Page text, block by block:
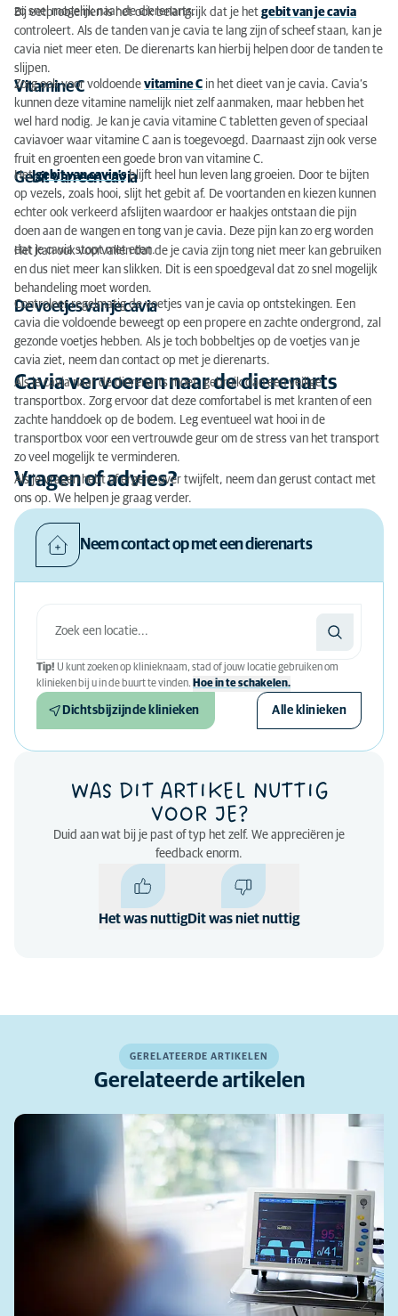
zo snel mogelijk naar de dierenarts.
Bij eetproblemen is het ook belangrijk dat je het gebit van je cavia
controleert. Als de tanden van je cavia te lang zijn of scheef staan, kan je
cavia niet meer eten. De dierenarts kan hierbij helpen door de tanden te
slijpen.
Vitamine C
Zorg ook voor voldoende vitamine C in het dieet van je cavia. Cavia’s
kunnen deze vitamine namelijk niet zelf aanmaken, maar hebben het
wel hard nodig. Je kan je cavia vitamine C tabletten geven of speciaal
caviavoer waar vitamine C aan is toegevoegd. Daarnaast zijn ook verse
fruit en groenten een goede bron van vitamine C.
Gebit van een cavia
Hetgebit van cavia’sblijft heel hun leven lang groeien. Door te bijten
op vezels, zoals hooi, slijt het gebit af. De voortanden en kiezen kunnen
echter ook verkeerd afslijten waardoor er haakjes ontstaan die pijn
doen aan de wangen en tong van je cavia. Deze pijn kan zo erg worden
dat je cavia stopt met eten.
Het kan ook voorvallen dat de je cavia zijn tong niet meer kan gebruiken
en dus niet meer kan slikken. Dit is een spoedgeval dat zo snel mogelijk
behandeling moet worden.
De voetjes van je cavia
Controleer regelmatig de voetjes van je cavia op ontstekingen. Een
cavia die voldoende beweegt op een propere en zachte ondergrond, zal
gezonde voetjes hebben. Als je toch bobbeltjes op de voetjes van je
cavia ziet, neem dan contact op met je dierenarts.
Cavia vervoeren naar de dierenarts
Als je cavia naar de dierenarts moet, gebruik dan een veilige
transportbox. Zorg ervoor dat deze comfortabel is met kranten of een
zachte handdoek op de bodem. Leg eventueel wat hooi in de
transportbox voor een vertrouwde geur om de stress van het transport
zo veel mogelijk te verminderen.
Vragen of advies?
Als je vragen hebt of ergens over twijfelt, neem dan gerust contact met
ons op. We helpen je graag verder.
Neem contact op met een dierenarts
Tip! U kunt zoeken op klinieknaam, stad of jouw locatie gebruiken om
klinieken bij u in de buurt te vinden. Hoe in te schakelen.
Dichtsbijzijnde klinieken Alle klinieken
WAS DIT ARTIKEL NUTTIG
VOOR JE?
Duid aan wat bij je past of typ het zelf. We appreciëren je
feedback enorm.
Het was nuttigDit was niet nuttig
GERELATEERDE ARTIKELEN
Gerelateerde artikelen